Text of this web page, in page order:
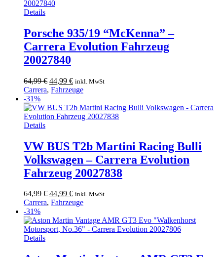
Details
Porsche 935/19 “McKenna” –
Carrera Evolution Fahrzeug
20027840
64,99€ Ursprünglicher
Preis
64,99 €
44,99 €Aktueller
Preis
44,99 €.
inkl. MwSt
Carrera, Fahrzeuge
-31%
Details
VW BUS T2b Martini Racing Bulli
Volkswagen – Carrera Evolution
Fahrzeug 20027838
64,99€ Ursprünglicher
Preis
64,99 €
44,99 €Aktueller
Preis
44,99 €.
inkl. MwSt
Carrera, Fahrzeuge
-31%
Details